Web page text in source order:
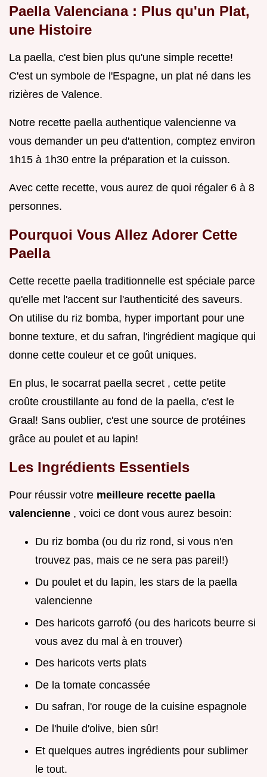
Paella Valenciana : Plus qu'un Plat,
une Histoire
La paella, c'est bien plus qu'une simple recette!
C'est un symbole de l'Espagne, un plat né dans les
rizières de Valence.
Notre recette paella authentique valencienne va
vous demander un peu d'attention, comptez environ
1h15 à 1h30 entre la préparation et la cuisson.
Avec cette recette, vous aurez de quoi régaler 6 à 8
personnes.
Pourquoi Vous Allez Adorer Cette
Paella
Cette recette paella traditionnelle est spéciale parce
qu'elle met l'accent sur l'authenticité des saveurs.
On utilise du riz bomba, hyper important pour une
bonne texture, et du safran, l'ingrédient magique qui
donne cette couleur et ce goût uniques.
En plus, le socarrat paella secret , cette petite
croûte croustillante au fond de la paella, c'est le
Graal! Sans oublier, c'est une source de protéines
grâce au poulet et au lapin!
Les Ingrédients Essentiels
Pour réussir votre meilleure recette paella
valencienne , voici ce dont vous aurez besoin:
Du riz bomba (ou du riz rond, si vous n'en
trouvez pas, mais ce ne sera pas pareil!)
Du poulet et du lapin, les stars de la paella
valencienne
Des haricots garrofó (ou des haricots beurre si
vous avez du mal à en trouver)
Des haricots verts plats
De la tomate concassée
Du safran, l'or rouge de la cuisine espagnole
De l'huile d'olive, bien sûr!
Et quelques autres ingrédients pour sublimer
le tout.